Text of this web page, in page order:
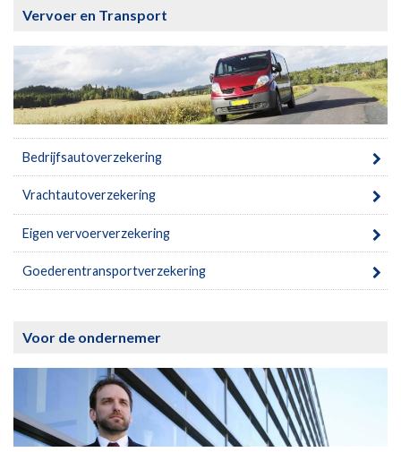
Vervoer en Transport
Bedrijfsautoverzekering
Vrachtautoverzekering
Eigen vervoerverzekering
Goederentransportverzekering
Voor de ondernemer